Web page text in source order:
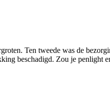
Ten tweede was de
beschadigd. Zou je penlight